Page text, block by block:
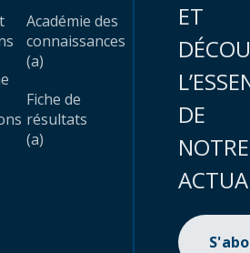
Académie des
connaissances
(a)
Fiche de
résultats
(a)
ET
DE
NOTRE